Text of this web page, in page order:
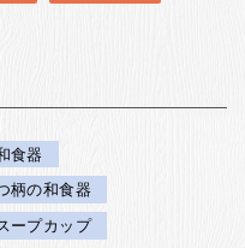
食器
柄の和食器
ープカップ